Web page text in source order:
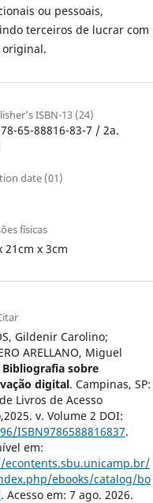
ou pessoais,
terceiros de lucrar com
original.
ISBN-13 (24)
65-88816-83-7 / 2a.
date (01)
físicas
21cm x 3cm
Gildenir Carolino;
ARELLANO, Miguel
Bibliografia sobre
digital. Campinas, SP:
Livros de Acesso
v. Volume 2 DOI:
ISBN9786588816837.
em:
econtents.sbu.unicamp.br/
ebooks/catalog/bo
. Acesso em: 7 ago. 2026.